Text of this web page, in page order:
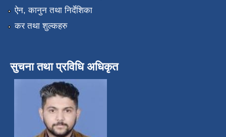
ऐन, कानुन तथा निर्देशिका
कर तथा शुल्कहरु
सुचना तथा प्रविधि अधिकृत